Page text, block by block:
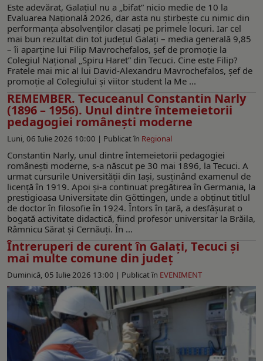
Este adevărat, Galațiul nu a „bifat” nicio medie de 10 la
Evaluarea Națională 2026, dar asta nu știrbește cu nimic din
performanța absolvenților clasați pe primele locuri. Iar cel
mai bun rezultat din tot județul Galați – media generală 9,85
– îi aparține lui Filip Mavrochefalos, șef de promoție la
Colegiul Național „Spiru Haret” din Tecuci. Cine este Filip?
Fratele mai mic al lui David-Alexandru Mavrochefalos, șef de
promoție al Colegiului și viitor student la Me ...
REMEMBER. Tecuceanul Constantin Narly
(1896 – 1956). Unul dintre întemeietorii
pedagogiei românești moderne
Luni, 06 Iulie 2026 10:00 | Publicat în Regional
Constantin Narly, unul dintre întemeietorii pedagogiei
românești moderne, s-a născut pe 30 mai 1896, la Tecuci. A
urmat cursurile Universității din Iași, susținând examenul de
licență în 1919. Apoi și-a continuat pregătirea în Germania, la
prestigioasa Universitate din Göttingen, unde a obținut titlul
de doctor în filosofie în 1924. Întors în țară, a desfășurat o
bogată activitate didactică, fiind profesor universitar la Brăila,
Râmnicu Sărat și Cernăuți. În ...
Întreruperi de curent în Galați, Tecuci și
mai multe comune din județ
Duminică, 05 Iulie 2026 13:00 | Publicat în EVENIMENT